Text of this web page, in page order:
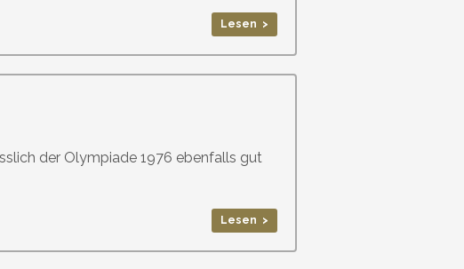
Lesen >
der Olympiade 1976 ebenfalls gut
Lesen >